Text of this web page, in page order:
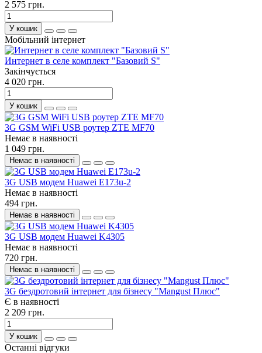
2 575 грн.
У кошик
Мобільний інтернет
Интернет в селе комплект "Базовий S"
Закінчується
4 020 грн.
У кошик
3G GSM WiFi USB роутер ZTE MF70
Немає в наявності
1 049 грн.
Немає в наявності
3G USB модем Huawei E173u-2
Немає в наявності
494 грн.
Немає в наявності
3G USB модем Huawei K4305
Немає в наявності
720 грн.
Немає в наявності
3G бездротовий інтернет для бізнесу "Mangust Плюс"
Є в наявності
2 209 грн.
У кошик
Останні відгуки